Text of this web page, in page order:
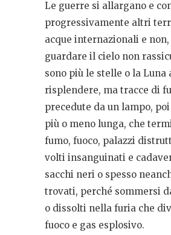
Le guerre si allargano e
progressivamente altri
acque internazionali e non,
guardare il cielo non
sono più le stelle o la Luna
risplendere, ma tracce di
precedute da un lampo,
più o meno lunga, che
fumo, fuoco, palazzi
volti insanguinati e
sacchi neri o spesso
trovati, perché sommersi
o dissolti nella furia che
fuoco e gas esplosivo.